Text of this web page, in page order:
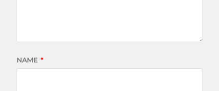
NAME *